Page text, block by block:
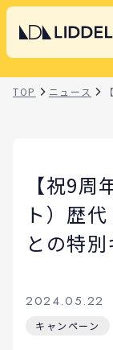
TOP ニュース
【祝9
ト）歴
との特
2024.05.22
キャンペーン